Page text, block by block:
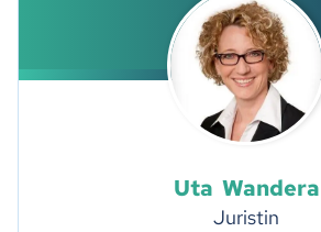
Uta Wandera
Juristin